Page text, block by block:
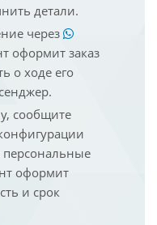
детали.
через
оформит заказ
о ходе его
сообщите
оформит
и срок